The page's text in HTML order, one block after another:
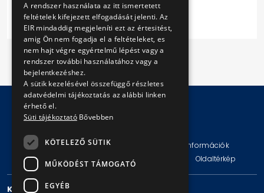
Impresszum Jogi nyilatkozat
Technikai információk
Adatvédelmi politika és tájékoztatások
Oldaltérkép
KAPCSOLAT
A rendszer használata az itt ismertetett
feltételek kifejezett elfogadását jelenti. Az
EIR mindaddig megjeleníti ezt az értesitést,
amig Ön nem fogadja el a feltételeket, es
nem hajt végre egyértelmű lépést vagy a
rendszer további használatához vagy a
bejelentkezéshez.
A sütik kezelésével összefüggő részletes
adatvédelmi tájékoztatás az alábbi linken
érhető el.
Süti tájékoztató Bővebben
KÖTELEZŐ SÜTIK
MŰKÖDÉST TÁMOGATÓ
EGYÉB